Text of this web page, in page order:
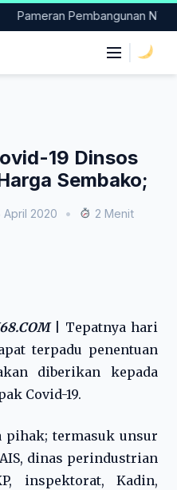
Pembangunan NTT
19 Dinsos
Sembako;
April 2020 •
2 Menit
| Tepatnya hari
terpadu penentuan
diberikan kepada
Covid-19.
termasuk unsur
dinas perindustrian
inspektorat, Kadin,